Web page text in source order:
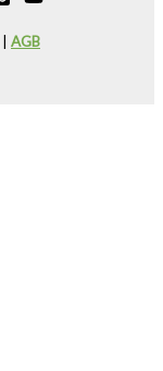
AGB